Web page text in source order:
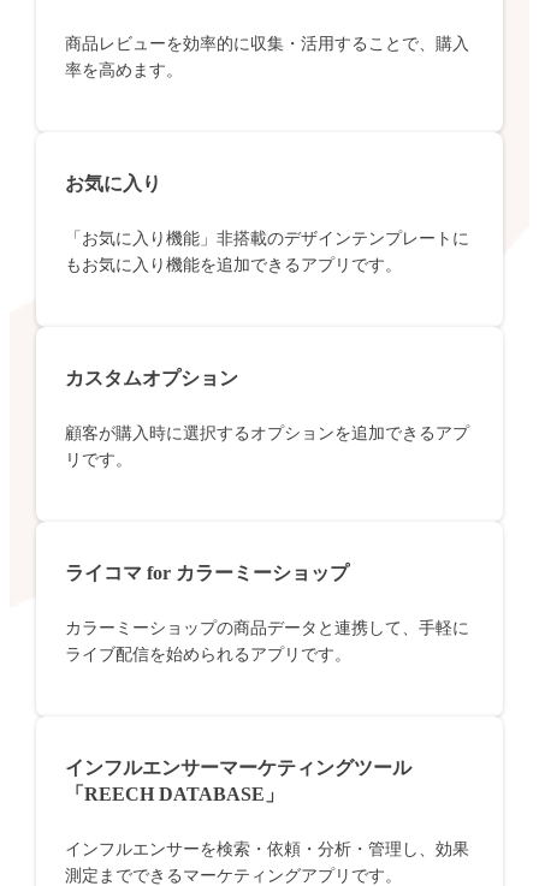
商品レビューを効率的に収集・活用することで、購入
率を高めます。
お気に入り
「お気に入り機能」非搭載のデザインテンプレートに
もお気に入り機能を追加できるアプリです。
カスタムオプション
顧客が購入時に選択するオプションを追加できるアプ
リです。
ライコマ for カラーミーショップ
カラーミーショップの商品データと連携して、手軽に
ライブ配信を始められるアプリです。
インフルエンサーマーケティングツール
「REECH DATABASE」
インフルエンサーを検索・依頼・分析・管理し、効果
測定までできるマーケティングアプリです。